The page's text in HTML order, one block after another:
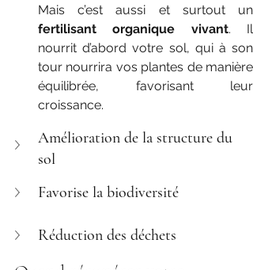
fertilisant organique vivant. Il
nourrit d’abord votre sol, qui à son
tour nourrira vos plantes de manière
équilibrée, favorisant leur
croissance.
Amélioration de la structure du
sol
Favorise la biodiversité
Réduction des déchets